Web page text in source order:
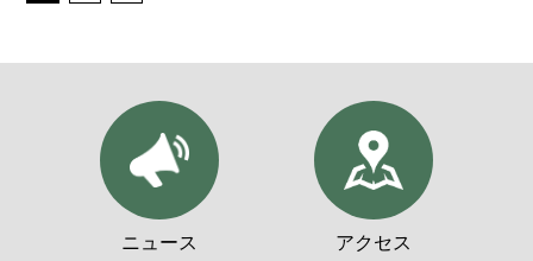
ニュース アクセス